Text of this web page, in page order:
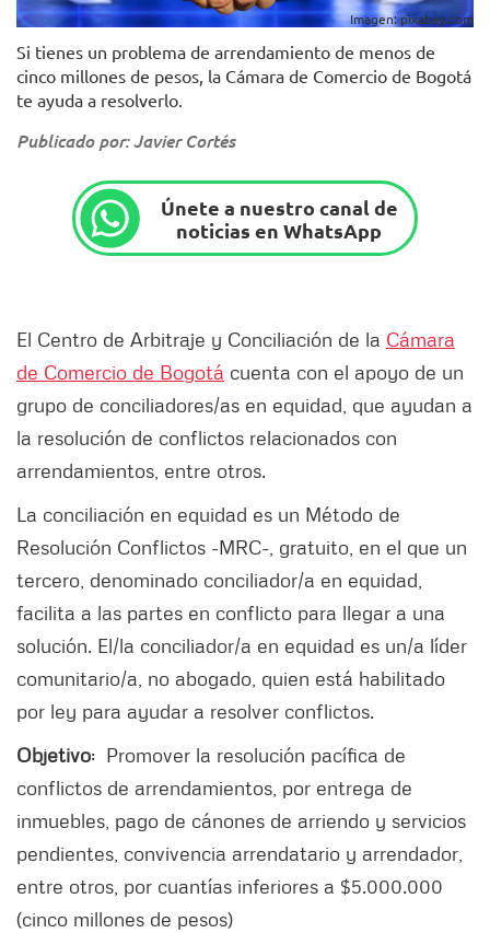
Imagen: pixabay.com
Si tienes un problema de arrendamiento de menos de
cinco millones de pesos, la Cámara de Comercio de Bogotá
te ayuda a resolverlo.
Publicado por: Javier Cortés
Únete a nuestro canal de
noticias en WhatsApp
El Centro de Arbitraje y Conciliación de la Cámara
de Comercio de Bogotá cuenta con el apoyo de un
grupo de conciliadores/as en equidad, que ayudan a
la resolución de conflictos relacionados con
arrendamientos, entre otros.
La conciliación en equidad es un Método de
Resolución Conflictos -MRC-, gratuito, en el que un
tercero, denominado conciliador/a en equidad,
facilita a las partes en conflicto para llegar a una
solución. El/la conciliador/a en equidad es un/a líder
comunitario/a, no abogado, quien está habilitado
por ley para ayudar a resolver conflictos.
Objetivo: Promover la resolución pacífica de
conflictos de arrendamientos, por entrega de
inmuebles, pago de cánones de arriendo y servicios
pendientes, convivencia arrendatario y arrendador,
entre otros, por cuantías inferiores a $5.000.000
(cinco millones de pesos)